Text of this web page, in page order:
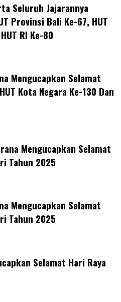
Seluruh Jajarannya
Provinsi Bali Ke-67, HUT
RI Ke-80
Mengucapkan Selamat
Kota Negara Ke-130 Dan
Mengucapkan Selamat
Tahun 2025
Mengucapkan Selamat
Tahun 2025
Selamat Hari Raya